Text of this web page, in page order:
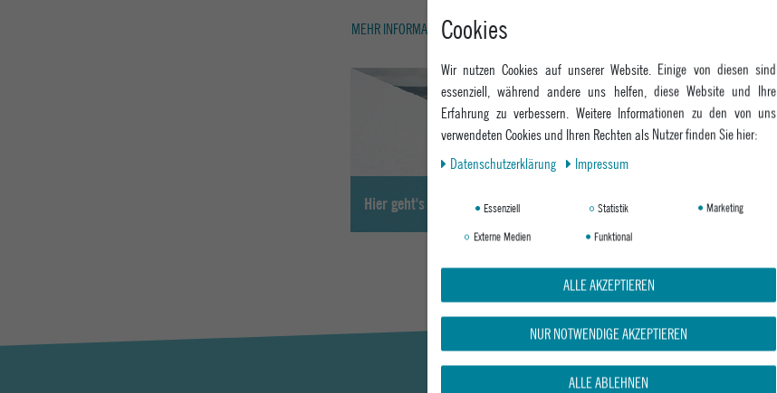
MEHR INFORMATIONEN ZUM EU VERANTWORTLICHEN »
Hier geht's zum Epoxy Snowwear Guide
Cookies
Wir nutzen Cookies auf unserer Website. Einige von diesen sind
essenziell, während andere uns helfen, diese Website und Ihre
Erfahrung zu verbessern. Weitere Informationen zu den von uns
verwendeten Cookies und Ihren Rechten als Nutzer finden Sie hier:
Daten­schutz­erklärung
Impressum
Essenziell Statistik
Marketing
Externe Medien
Funktional
ALLE AKZEPTIEREN
NUR NOTWENDIGE AKZEPTIEREN
ALLE ABLEHNEN